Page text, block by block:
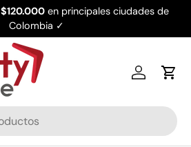
$120.000 en principales ciudades de
Colombia ✓
Iniciar